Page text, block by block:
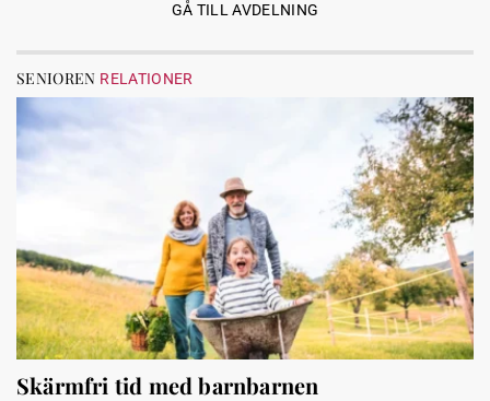
GÅ TILL AVDELNING
SENIOREN RELATIONER
Skärmfri tid med barnbarnen